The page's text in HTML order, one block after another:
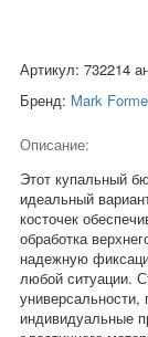
Артикул: 732214
Бренд: Mark
Описание:
Этот купальный
идеальный
косточек
обработка
надежную
любой ситуации.
универсальности,
индивидуальные